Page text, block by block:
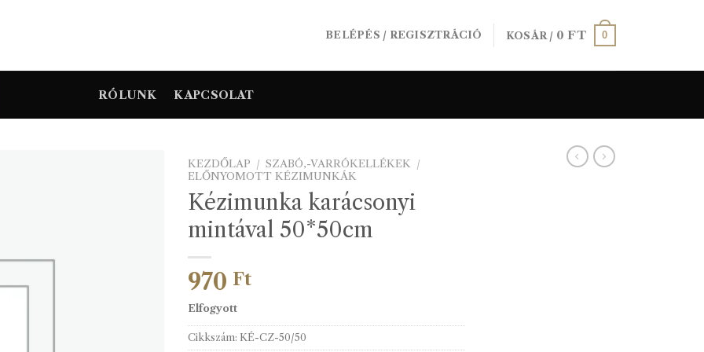
BELÉPÉS / REGISZTRÁCIÓ KOSÁR / 0FT 0
RÓLUNK KAPCSOLAT
KEZDŐLAP / SZABÓ,-VARRÓKELLÉKEK /
ELŐNYOMOTT KÉZIMUNKÁK
Kézimunka karácsonyi
mintával 50*50cm
970 Ft
Elfogyott
Cikkszám: KÉ-CZ-50/50